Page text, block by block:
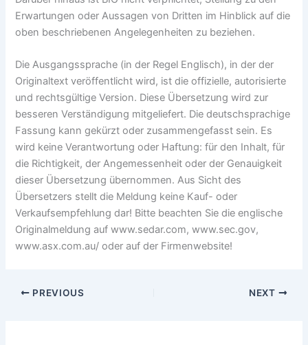
Erwartungen oder Aussagen von Dritten im Hinblick auf die
oben beschriebenen Angelegenheiten zu beziehen.
Die Ausgangssprache (in der Regel Englisch), in der der
Originaltext veröffentlicht wird, ist die offizielle, autorisierte
und rechtsgültige Version. Diese Übersetzung wird zur
besseren Verständigung mitgeliefert. Die deutschsprachige
Fassung kann gekürzt oder zusammengefasst sein. Es
wird keine Verantwortung oder Haftung: für den Inhalt, für
die Richtigkeit, der Angemessenheit oder der Genauigkeit
dieser Übersetzung übernommen. Aus Sicht des
Übersetzers stellt die Meldung keine Kauf- oder
Verkaufsempfehlung dar! Bitte beachten Sie die englische
Originalmeldung auf www.sedar.com, www.sec.gov,
www.asx.com.au/ oder auf der Firmenwebsite!
PREVIOUS NEXT